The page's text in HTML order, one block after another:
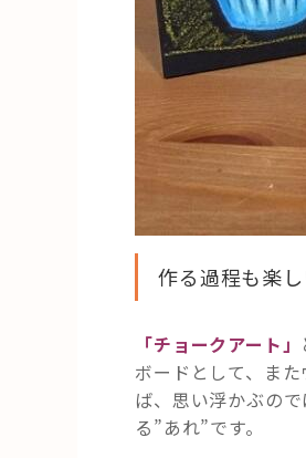
作る過程も楽
「チョークアート」
ボードとして、ま
ば、思い浮かぶの
る”あれ”です。